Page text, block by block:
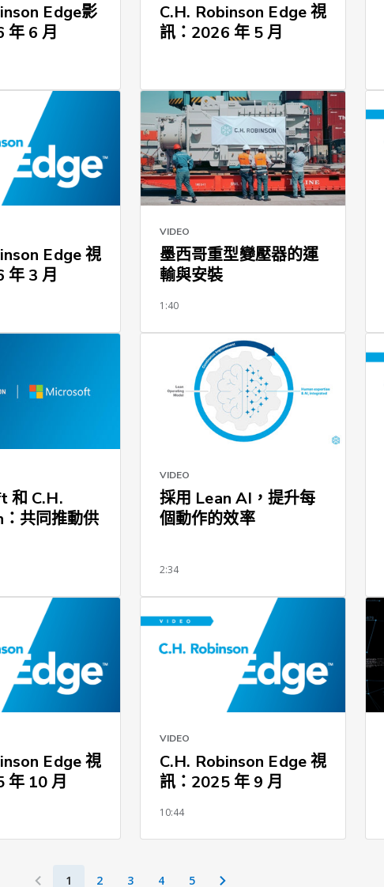
Edge影
年 6 月
C.H. Robinson Edge 視
訊：2026 年 5 月
Edge 視
年 3 月
VIDEO
墨西哥重型變壓器的運
輸與安裝
1:40
和 C.H.
共同推動供
VIDEO
採用 Lean AI，提升每
個動作的效率
2:34
Edge 視
年 10 月
VIDEO
C.H. Robinson Edge 視
訊：2025 年 9 月
10:44
1 2 3 4 5